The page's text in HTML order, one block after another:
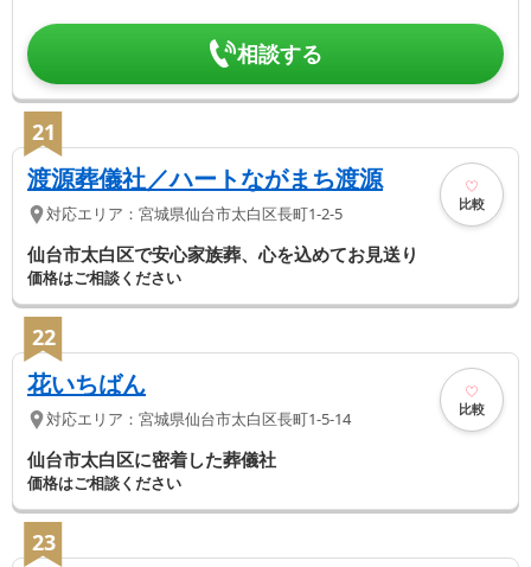
相談する
21
渡源葬儀社／ハートながまち渡源
対応エリア： 宮城県仙台市太白区長町1-2-5 比較
仙台市太白区で安心家族葬、心を込めてお見送り
価格はご相談ください
22
花いちばん
対応エリア： 宮城県仙台市太白区長町1-5-14 比較
仙台市太白区に密着した葬儀社
価格はご相談ください
23